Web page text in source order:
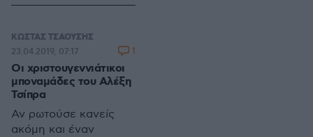
εξελίξεων στην
σκηνή, έχοντας
συμβάλει και εκείνος
με τον τρόπο του στην
ανασύνθεση του
χάρτη των πολιτικών
δυνάμεων.
δεκαετίες και φαίνεται
να είναι ριζωμένα στο
βαθύ …κράτος του
κάθε Έλληνα και
Ελληνίδας.
ΚΩΣΤΑΣ ΤΣΑΟΥΣΗΣ
Οι χριστουγεννιάτικοι
μποναμάδες του Αλέξη
Τσίπρα
Αν ρωτούσε κανείς
ακόμη και έναν
23.04.2019, 07:17 1